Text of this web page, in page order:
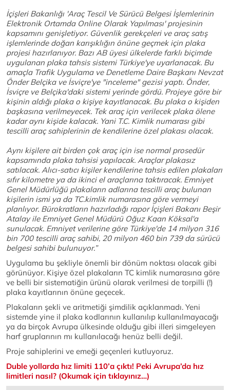
İçişleri Bakanlığı 'Araç Tescil Ve Sürücü Belgesi İşlemlerinin
Elektronik Ortamda Online Olarak Yapılması' projesinin
kapsamını genişletiyor. Güvenlik gerekçeleri ve araç satış
işlemlerinde doğan karışıklığın önüne geçmek için plaka
projesi hazırlanıyor. Bazı AB üyesi ülkelerde farklı biçimde
uygulanan plaka tahsis sistemi Türkiye'ye uyarlanacak. Bu
amaçla Trafik Uygulama ve Denetleme Daire Başkanı Nevzat
Önder Belçika ve İsviçre'ye "inceleme" gezisi yaptı. Önder,
İsviçre ve Belçika'daki sistemi yerinde gördü. Projeye göre bir
kişinin aldığı plaka o kişiye kayıtlanacak. Bu plaka o kişiden
başkasına verilmeyecek. Tek araç için verilecek plaka ölene
kadar aynı kişide kalacak. Yani T.C. Kimlik numarası gibi
tescilli araç sahiplerinin de kendilerine özel plakası olacak.
Aynı kişilere ait birden çok araç için ise normal prosedür
kapsamında plaka tahsisi yapılacak. Araçlar plakasız
satılacak. Alıcı-satıcı kişiler kendilerine tahsis edilen plakaları
sıfır kilometre ya da ikinci el araçlarına taktıracak. Emniyet
Genel Müdürlüğü plakaların adlarına tescilli araç bulunan
kişilerin ismi ya da TC.kimlik numarasına göre vermeyi
planlıyor. Bürokratların hazırladığı rapor İçişleri Bakanı Beşir
Atalay ile Emniyet Genel Müdürü Oğuz Kaan Köksal'a
sunulacak. Emniyet verilerine göre Türkiye'de 14 milyon 316
bin 700 tescilli araç sahibi, 20 milyon 460 bin 739 da sürücü
belgesi sahibi bulunuyor.”
Uygulama bu şekliyle önemli bir dönüm noktası olacak gibi
görünüyor. Kişiye özel plakaların TC kimlik numarasına göre
ve belli bir sistematiğin ürünü olarak verilmesi de torpilli (!)
plaka kayıtlarının önüne geçecek.
Plakaların şekli ve aritmetiği şimdilik açıklanmadı. Yeni
sistemde yine il plaka kodlarının kullanılıp kullanılmayacağı
ya da birçok Avrupa ülkesinde olduğu gibi illeri simgeleyen
harf gruplarının mı kullanılacağı henüz belli değil.
Proje sahiplerini ve emeği geçenleri kutluyoruz.
Duble yollarda hız limiti 110’a çıktı! Peki Avrupa’da hız
limitleri nasıl? (Okumak için tıklayınız…)